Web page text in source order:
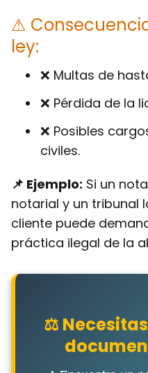
⚠
ley:
❌ Multas de
❌ Pérdida de la
❌ Posibles
civiles.
📌 Ejemplo: Si un
notarial y un tribunal
cliente puede
práctica ilegal de la
⚖